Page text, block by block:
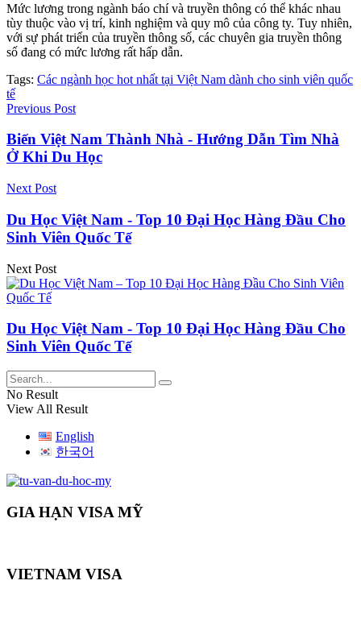
Mức lương trong ngành báo chí và truyền thông có thể khác nhau
tùy thuộc vào vị trí, kinh nghiệm và quy mô của công ty. Tuy nhiên,
với sự phát triển của truyền thông số, các chuyên gia truyền thông
số đang có mức lương rất hấp dẫn.
Tags: Các ngành học hot nhất tại Việt Nam dành cho sinh viên quốc
tế
Previous Post
Biến Việt Nam Thành Nhà - Hướng Dẫn Tìm Nhà
Ở Khi Du Học
Next Post
Du Học Việt Nam - Top 10 Đại Học Hàng Đầu Cho
Sinh Viên Quốc Tế
Next Post
Du Học Việt Nam - Top 10 Đại Học Hàng Đầu Cho
Sinh Viên Quốc Tế
No Result
View All Result
English
한국어
GIA HẠN VISA MỸ
VIETNAM VISA